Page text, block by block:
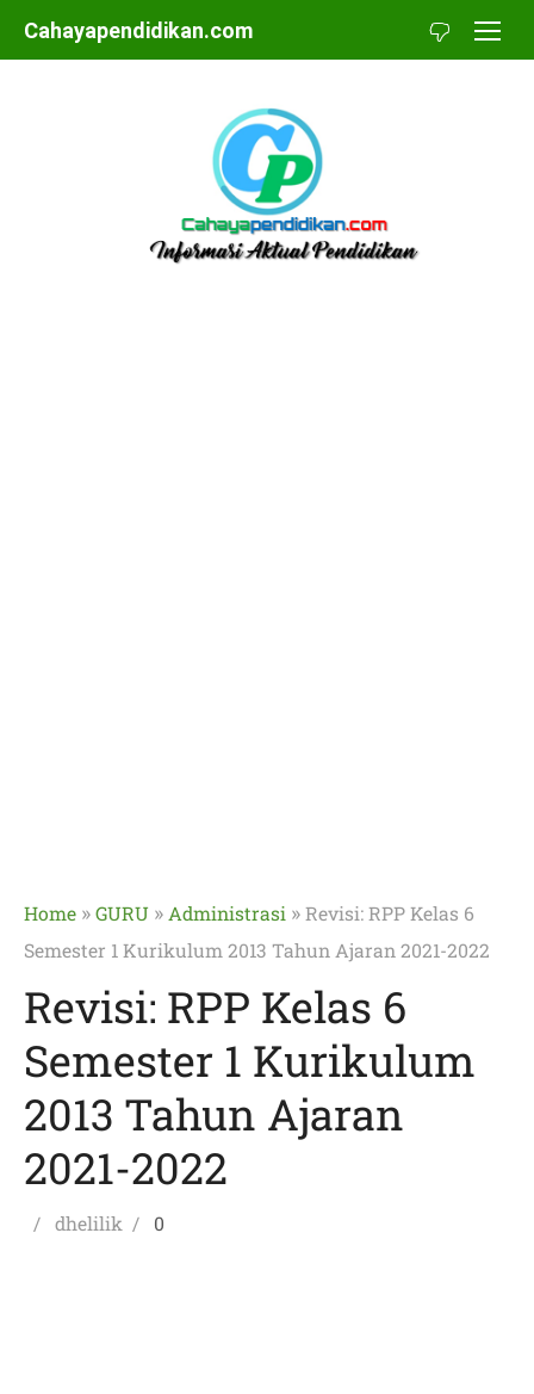
Skip
to
Cahayapendidikan.com
Home »GURU » Administrasi »Revisi: RPP Kelas 6
Semester 1 Kurikulum 2013 Tahun Ajaran 2021-2022
Revisi: RPP Kelas 6
Semester 1 Kurikulum
2013 Tahun Ajaran
2021-2022
Posted
Author
dhelilik 0